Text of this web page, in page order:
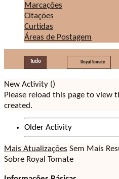
Marcações
Citações
Curtidas
Áreas de Postagem
Tudo Royal Tomate
New Activity ()
Please reload this page to view
created.
Older Activity
Mais Atualizações Sem Mais
Sobre Royal Tomate